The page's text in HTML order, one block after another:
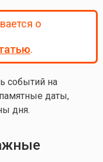
о
.
событий на
даты,
дня.